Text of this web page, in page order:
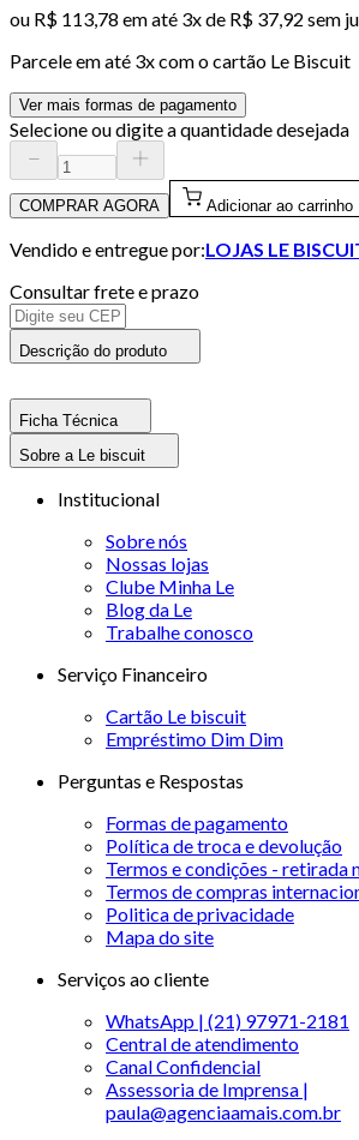
ou R$ 113,78 em até 3x de R$ 37,92 sem
Parcele em até 3x com o cartão Le Biscuit
Ver mais formas de pagamento
Selecione ou digite a quantidade desejada
COMPRAR AGORA Adicionar ao carrinho
Vendido e entregue por:LOJAS LE
Consultar frete e prazo
Descrição do produto
Ficha Técnica
Sobre a Le biscuit
Institucional
Sobre nós
Nossas lojas
Clube Minha Le
Blog da Le
Trabalhe conosco
Serviço Financeiro
Cartão Le biscuit
Empréstimo Dim Dim
Perguntas e Respostas
Formas de pagamento
Política de troca e devolução
Termos e condições - retirada
Termos de compras
Politica de privacidade
Mapa do site
Serviços ao cliente
WhatsApp | (21) 97971-2181
Central de atendimento
Canal Confidencial
Assessoria de Imprensa |
paula@agenciaamais.com.br